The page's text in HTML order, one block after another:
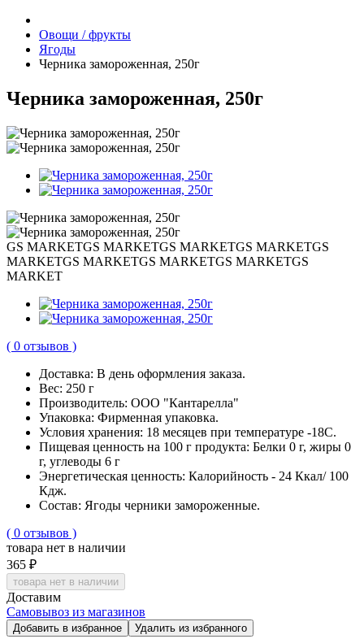
Овощи / фрукты
Ягоды
Черника замороженная, 250г
Черника замороженная, 250г
GS MARKETGS MARKETGS MARKETGS MARKETGS
MARKETGS MARKETGS MARKETGS MARKETGS
MARKET
( 0 отзывов )
Доставка: В день оформления заказа.
Вес: 250 г
Производитель: ООО "Кантарелла"
Упаковка: Фирменная упаковка.
Условия хранения: 18 месяцев при температуре -18С.
Пищевая ценность на 100 г продукта: Белки 0 г, жиры 0
г, углеводы 6 г
Энергетическая ценность: Калорийность - 24 Ккал/ 100
Кдж.
Cостав: Ягоды черники замороженные.
( 0 отзывов )
товара нет в наличии
365 ₽
товара нет в наличии
Доставим
Самовывоз из магазинов
Добавить в избранное Удалить из избранного